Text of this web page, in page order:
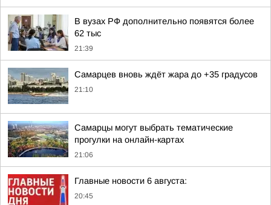
В вузах РФ дополнительно появятся более
62 тыс
21:39
Самарцев вновь ждёт жара до +35 градусов
21:10
Самарцы могут выбрать тематические
прогулки на онлайн-картах
21:06
Главные новости 6 августа:
20:45